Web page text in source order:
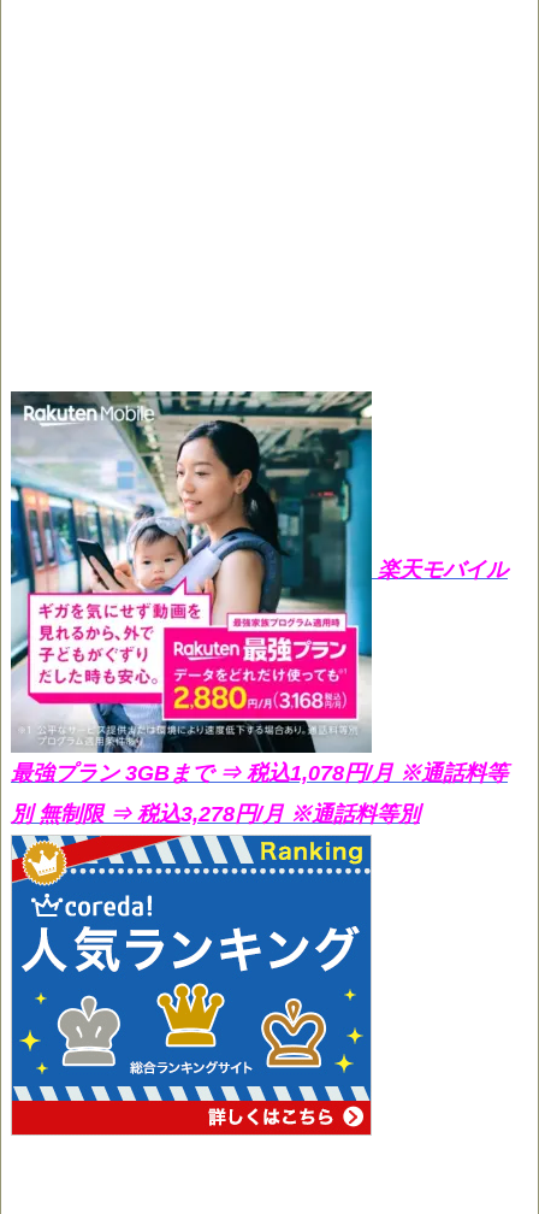
楽天モバイル
最強プラン 3GBまで ⇒ 税込1,078円/月 ※通話料等
別 無制限 ⇒ 税込3,278円/月 ※通話料等別